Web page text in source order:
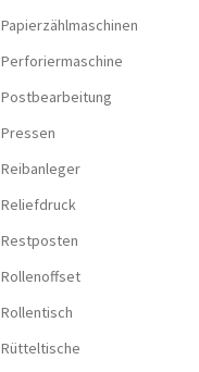
Papierzählmaschinen
Perforiermaschine
Postbearbeitung
Pressen
Reibanleger
Reliefdruck
Restposten
Rollenoffset
Rollentisch
Rütteltische